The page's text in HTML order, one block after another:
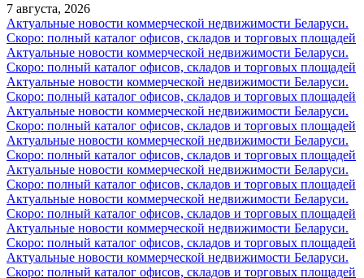
7 августа, 2026
Актуальные новости коммерческой недвижимости Беларуси.
Скоро: полный каталог офисов, складов и торговых площадей
Актуальные новости коммерческой недвижимости Беларуси.
Скоро: полный каталог офисов, складов и торговых площадей
Актуальные новости коммерческой недвижимости Беларуси.
Скоро: полный каталог офисов, складов и торговых площадей
Актуальные новости коммерческой недвижимости Беларуси.
Скоро: полный каталог офисов, складов и торговых площадей
Актуальные новости коммерческой недвижимости Беларуси.
Скоро: полный каталог офисов, складов и торговых площадей
Актуальные новости коммерческой недвижимости Беларуси.
Скоро: полный каталог офисов, складов и торговых площадей
Актуальные новости коммерческой недвижимости Беларуси.
Скоро: полный каталог офисов, складов и торговых площадей
Актуальные новости коммерческой недвижимости Беларуси.
Скоро: полный каталог офисов, складов и торговых площадей
Актуальные новости коммерческой недвижимости Беларуси.
Скоро: полный каталог офисов, складов и торговых площадей